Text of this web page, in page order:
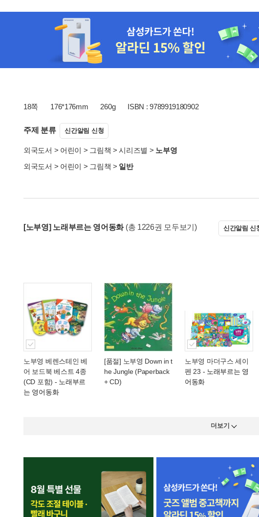
18쪽 176*176mm 260g ISBN : 9789919180902
주제 분류 신간알림 신청
외국도서 > 어린이 > 그림책 >시리즈별 > 노부영
외국도서 > 어린이 > 그림책 > 일반
[노부영] 노래부르는 영어동화 (총 1226권 모두보기) 신간알림 신
노부영 베렌스테인 베
어 보드북 베스트 4종
(CD 포함) - 노래부르
는 영어동화
[품절] 노부영 Down in t
he Jungle (Paperback
+ CD)
노부영 마더구스 세이
펜 23 - 노래부르는 영
어동화
더보기